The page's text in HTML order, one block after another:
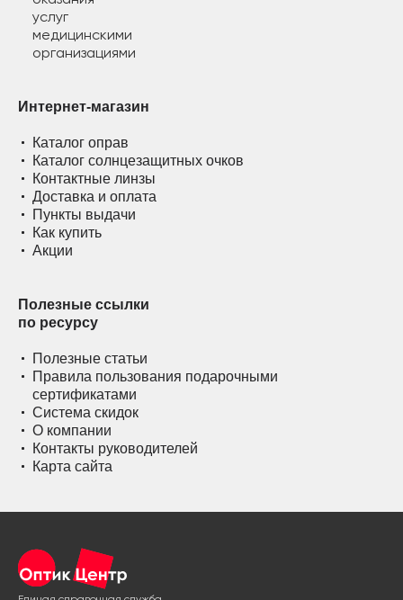
Интернет-магазин
Каталог оправ
Каталог солнцезащитных очков
Контактные линзы
Доставка и оплата
Пункты выдачи
Как купить
Акции
Полезные ссылки
по ресурсу
Полезные статьи
Правила пользования подарочными
сертификатами
Система скидок
О компании
Контакты руководителей
Карта сайта